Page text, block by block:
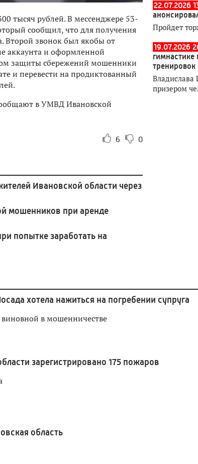
тысяч рублей. В мессенджере 53-
сообщил, что для получения
Второй звонок был якобы от
аккаунта и оформленной
защиты сбережений мошенники
и перевести на продиктованный
в УМВД Ивановской
6 0
Ивановской области через
мошенников при аренде
попытке заработать на
22.07.2026
Пройдет
19.07.2026
гимнастике
тренировок
Владислава
призером
хотела нажиться на погребении супруга
в мошенничестве
зарегистрировано 175 пожаров
область